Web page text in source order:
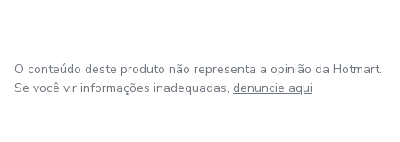
O conteúdo deste produto não representa a opinião da Hotmart.
Se você vir informações inadequadas, denuncie aqui